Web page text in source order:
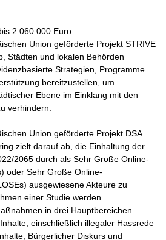
2.060.000 Euro
Union geförderte Projekt STRIVE
Städten und lokalen Behörden
Strategien, Programme
bereitzustellen, um
Ebene im Einklang mit den
verhindern.
Union geförderte Projekt DSA
zielt darauf ab, die Einhaltung der
2065 durch als Sehr Große Online-
oder Sehr Große Online-
ausgewiesene Akteure zu
einer Studie werden
in drei Hauptbereichen
einschließlich illegaler Hassrede
Bürgerlicher Diskurs und